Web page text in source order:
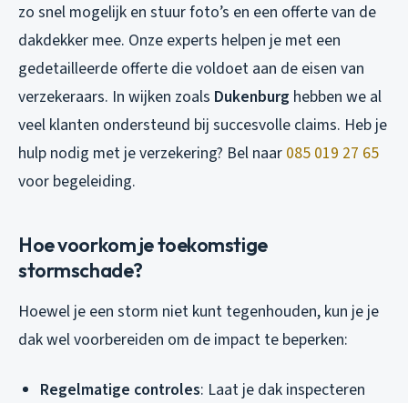
zo snel mogelijk en stuur foto’s en een offerte van de
dakdekker mee. Onze experts helpen je met een
gedetailleerde offerte die voldoet aan de eisen van
verzekeraars. In wijken zoals Dukenburg hebben we al
veel klanten ondersteund bij succesvolle claims. Heb je
hulp nodig met je verzekering? Bel naar 085 019 27 65
voor begeleiding.
Hoe voorkom je toekomstige
stormschade?
Hoewel je een storm niet kunt tegenhouden, kun je je
dak wel voorbereiden om de impact te beperken:
Regelmatige controles: Laat je dak inspecteren